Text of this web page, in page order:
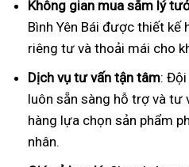
Không gian mua sắm lý
Bình Yên Bái được thiết kế
riêng tư và thoải mái cho
Dịch vụ tư vấn tận tâm: Đội
luôn sẵn sàng hỗ trợ và tư
hàng lựa chọn sản phẩm
nhân.